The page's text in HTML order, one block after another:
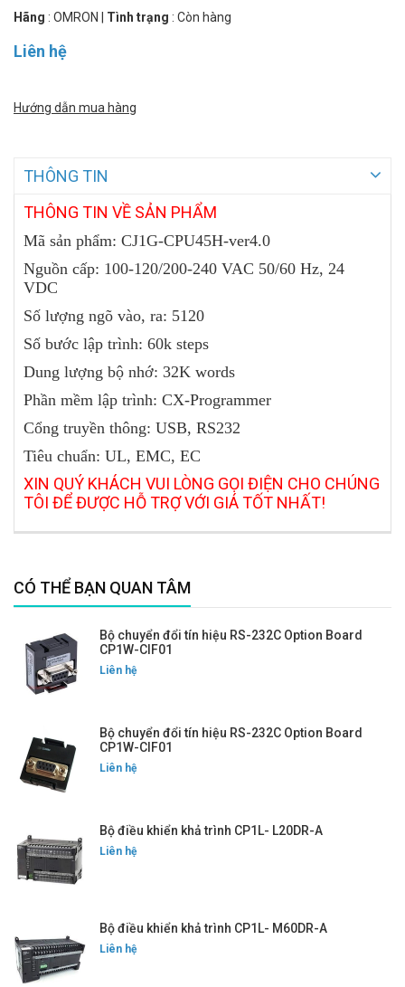
Hãng : OMRON Tình trạng : Còn hàng
Liên hệ
Hướng dẫn mua hàng
THÔNG TIN
THÔNG TIN VỀ SẢN PHẨM
Mã sản phẩm: CJ1G-CPU45H-ver4.0
Nguồn cấp: 100-120/200-240 VAC 50/60 Hz, 24
VDC
Số lượng ngõ vào, ra: 5120
Số bước lập trình: 60k steps
Dung lượng bộ nhớ: 32K words
Phần mềm lập trình: CX-Programmer
Cổng truyền thông: USB, RS232
Tiêu chuẩn: UL, EMC, EC
XIN QUÝ KHÁCH VUI LÒNG GỌI ĐIỆN CHO CHÚNG
TÔI ĐỂ ĐƯỢC HỖ TRỢ VỚI GIÁ TỐT NHẤT!
CÓ THỂ BẠN QUAN TÂM
Bộ chuyển đổi tín hiệu RS-232C Option Board
CP1W-CIF01
Liên hệ
Bộ chuyển đổi tín hiệu RS-232C Option Board
CP1W-CIF01
Liên hệ
Bộ điều khiển khả trình CP1L- L20DR-A
Liên hệ
Bộ điều khiển khả trình CP1L- M60DR-A
Liên hệ